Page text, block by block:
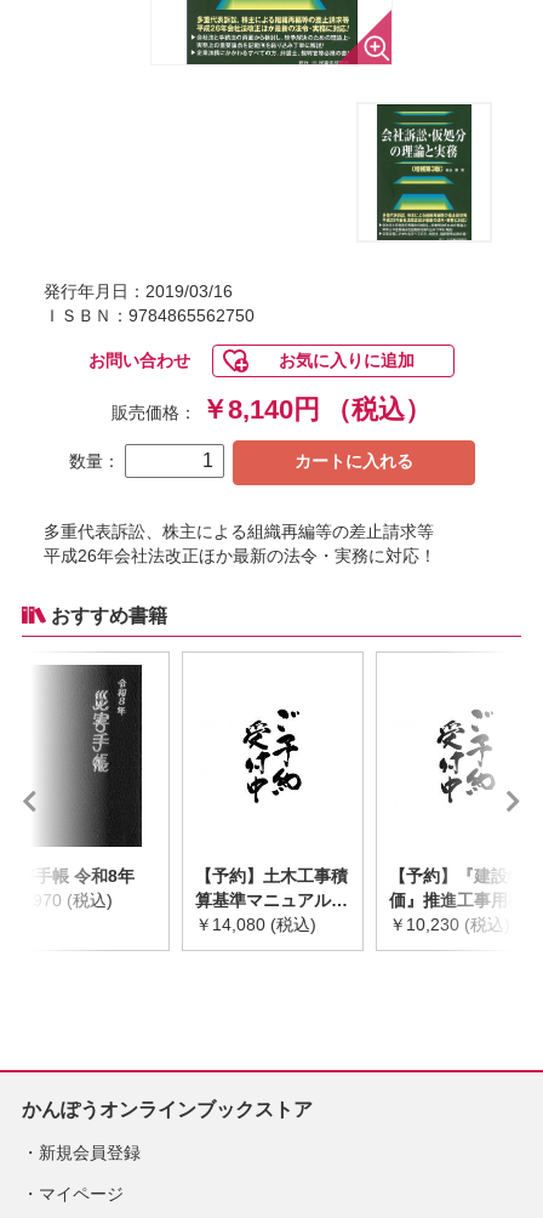
発行年月日：2019/03/16
ＩＳＢＮ：9784865562750
お問い合わせ お気に入りに追加
販売価格： ￥8,140円 （税込）
数量： カートに入れる
多重代表訴訟、株主による組織再編等の差止請求等
平成26年会社法改正ほか最新の法令・実務に対応！
おすすめ書籍
災害手帳 令和8年
￥2,970 (税込)
【予約】土木工事積
算基準マニュアル
令和8年度版
※2026年8月下旬発
￥14,080 (税込)
【予約】『建設物
価』推進工事用機械
器具等基礎価格表
2026年度版
￥10,230 (税込)
かんぽうオンラインブックストア
新規会員登録
マイページ